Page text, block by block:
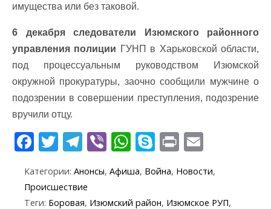
имущества или без таковой.
6 декабря следователи Изюмского районного
управления полиции ГУНП в Харьковской области,
под процессуальным руководством Изюмской
окружной прокуратуры, заочно сообщили мужчине о
подозрении в совершении преступления, подозрение
вручили отцу.
F
e
b
T
itt
er
T
e
gr
Vi
b
er
W
at
s
S
k
y
p
Pr
t ai
l
Категории: Анонсы, Афиша, Война, Новости,
Происшествие
Теги: Боровая, Изюмский район, Изюмское РУП,